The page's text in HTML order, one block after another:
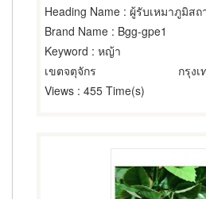
Heading Name : ผู้รับเหมาภูมิสถ
Brand Name : Bgg-gpe1
Keyword : หญ้า
เขตจตุจักร
กรุง
Views : 455 Time(s)